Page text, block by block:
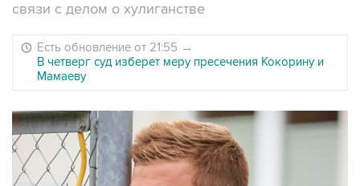
связи с делом о хулиганстве
Есть обновление от 21:55 →
В четверг суд изберет меру пресечения Кокорину и
Мамаеву